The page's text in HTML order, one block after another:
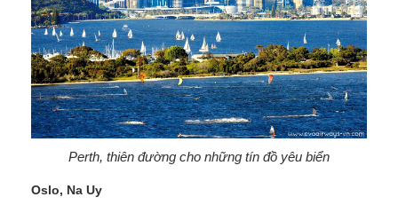
Perth, thiên đường cho những tín đồ yêu biển
Oslo, Na Uy